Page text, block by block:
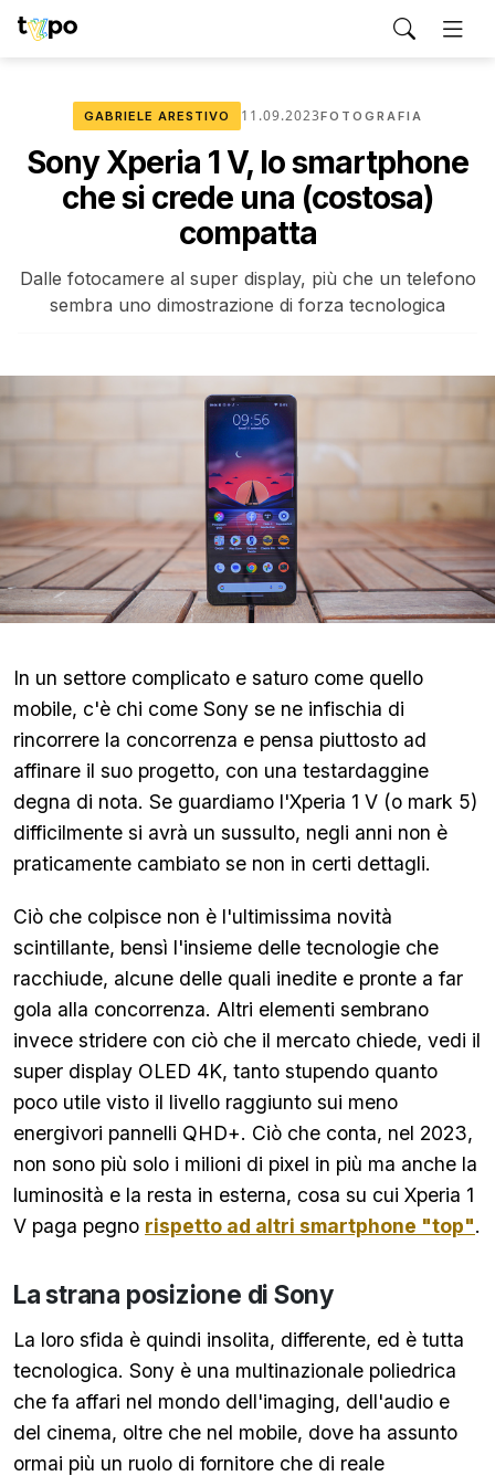
GABRIELE ARESTIVO 11.09.2023FOTOGRAFIA
Sony Xperia 1 V, lo smartphone
che si crede una (costosa)
compatta
Dalle fotocamere al super display, più che un telefono
sembra uno dimostrazione di forza tecnologica
In un settore complicato e saturo come quello
mobile, c'è chi come Sony se ne infischia di
rincorrere la concorrenza e pensa piuttosto ad
affinare il suo progetto, con una testardaggine
degna di nota. Se guardiamo l'Xperia 1 V (o mark 5)
difficilmente si avrà un sussulto, negli anni non è
praticamente cambiato se non in certi dettagli.
Ciò che colpisce non è l'ultimissima novità
scintillante, bensì l'insieme delle tecnologie che
racchiude, alcune delle quali inedite e pronte a far
gola alla concorrenza. Altri elementi sembrano
invece stridere con ciò che il mercato chiede, vedi il
super display OLED 4K, tanto stupendo quanto
poco utile visto il livello raggiunto sui meno
energivori pannelli QHD+. Ciò che conta, nel 2023,
non sono più solo i milioni di pixel in più ma anche la
luminosità e la resta in esterna, cosa su cui Xperia 1
V paga pegno rispetto ad altri smartphone "top".
La strana posizione di Sony
La loro sfida è quindi insolita, differente, ed è tutta
tecnologica. Sony è una multinazionale poliedrica
che fa affari nel mondo dell'imaging, dell'audio e
del cinema, oltre che nel mobile, dove ha assunto
ormai più un ruolo di fornitore che di reale